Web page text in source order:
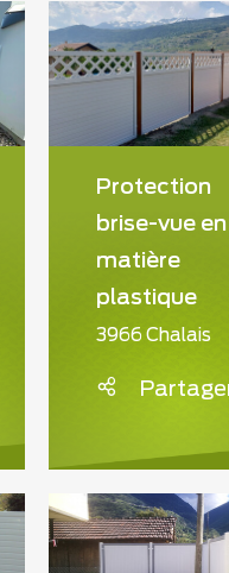
Protection
brise-vue en
matière
plastique
3966 Chalais